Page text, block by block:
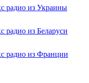
радио из Украины
радио из Беларуси
радио из Франции